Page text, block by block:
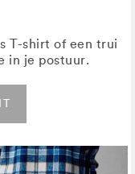
T-shirt of een trui
in je postuur.